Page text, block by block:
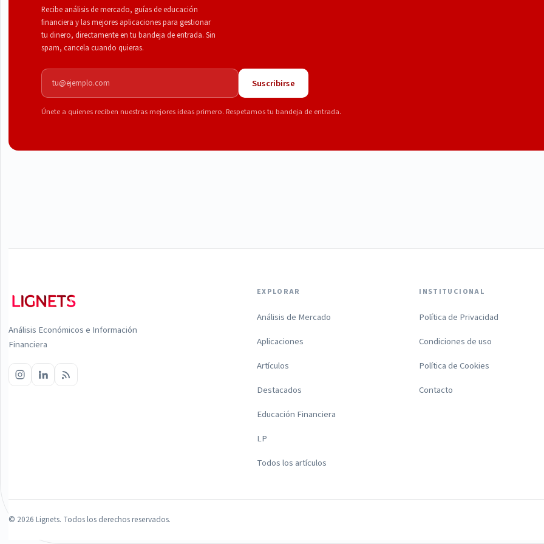
Recibe análisis de mercado, guías de educación
financiera y las mejores aplicaciones para gestionar
tu dinero, directamente en tu bandeja de entrada. Sin
spam, cancela cuando quieras.
Correo electrónico
Suscribirse
Únete a quienes reciben nuestras mejores ideas primero. Respetamos tu bandeja de entrada.
Análisis Económicos e Información
Financiera
EXPLORAR
Análisis de Mercado
Aplicaciones
Artículos
Destacados
Educación Financiera
LP
Todos los artículos
INSTITUCIONAL
Política de Privacidad
Condiciones de uso
Política de Cookies
Contacto
© 2026 Lignets. Todos los derechos reservados.